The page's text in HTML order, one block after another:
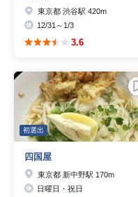
東京都 渋谷駅 420m
12/31～1/3
3.6
初選出
四国屋
東京都 新中野駅 170m
日曜日・祝日